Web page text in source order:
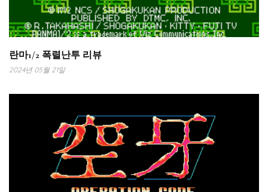
란마1/2 폭렬난투 리뷰
2024년 05월 21일